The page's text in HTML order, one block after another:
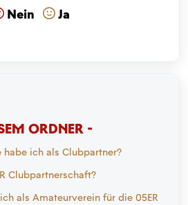
Nein Ja
ORDNER -
habe ich als Clubpartner?
Clubpartnerschaft?
als Amateurverein für die 05ER